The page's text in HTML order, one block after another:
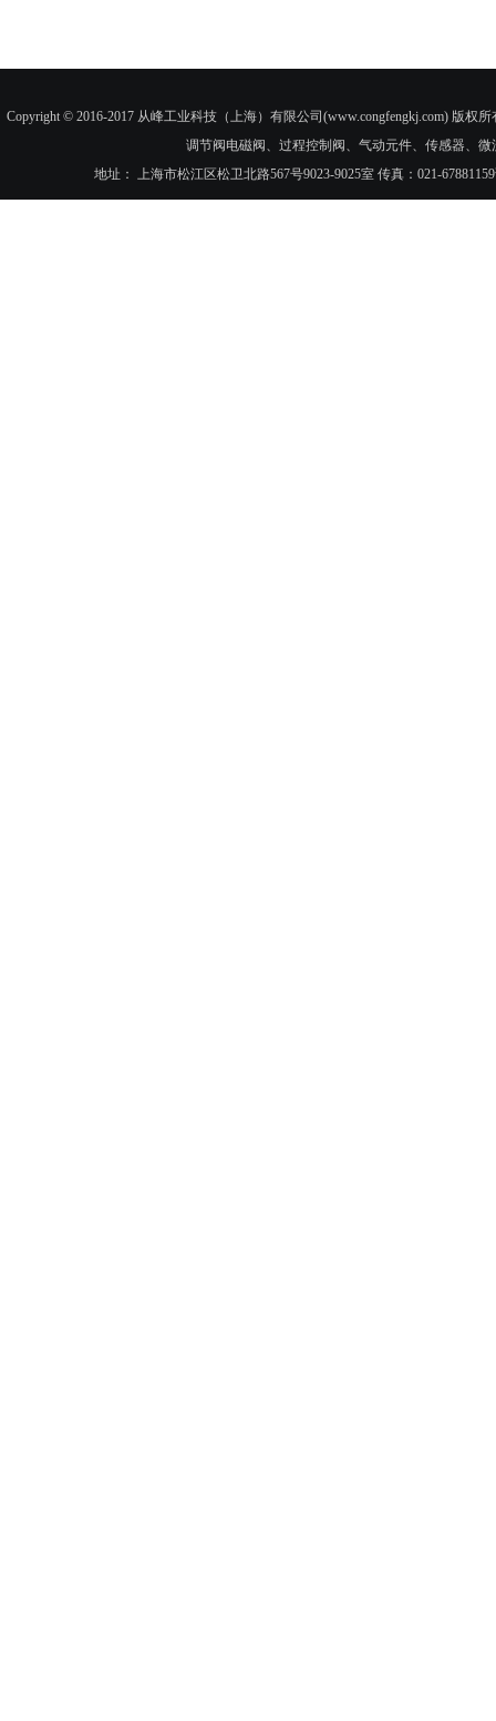
Copyright © 2016-2017 从峰工业科技（上海）有限公司(www.congfengkj.com) 版权
调节阀电磁阀、过程控制阀、气动元件、传感器、
地址： 上海市松江区松卫北路567号9023-9025室 传真：021-